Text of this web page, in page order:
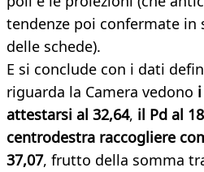
tendenze poi confermate in
delle schede).
E si conclude con i dati
riguarda la Camera vedono
attestarsi al 32,64, il Pd al
centrodestra raccogliere
37,07, frutto della somma